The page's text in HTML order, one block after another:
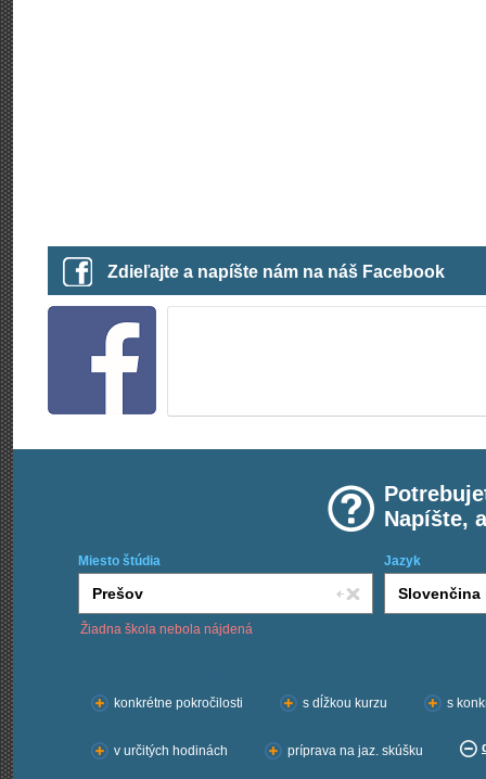
Zdieľajte a napíšte nám na náš Facebook
Napíšte,
Miesto štúdia Jazyk
Žiadna škola nebola nájdená
konkrétne pokročilosti
s dĺžkou kurzu s
v určitých hodinách príprava na jaz. skúšku